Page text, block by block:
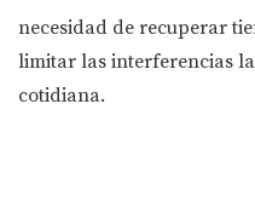
necesidad de recuperar
limitar las interferencias
cotidiana.